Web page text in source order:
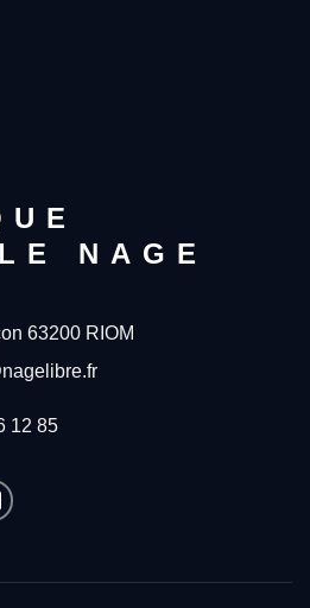
NAGE
63200 RIOM
12 85